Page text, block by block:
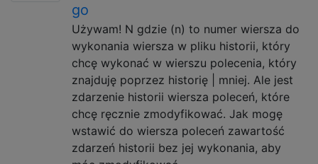
go
Używam! N gdzie (n) to numer wiersza do
wykonania wiersza w pliku historii, który
chcę wykonać w wierszu polecenia, który
znajduję poprzez historię | mniej. Ale jest
zdarzenie historii wiersza poleceń, które
chcę ręcznie zmodyfikować. Jak mogę
wstawić do wiersza poleceń zawartość
zdarzeń historii bez jej wykonania, aby